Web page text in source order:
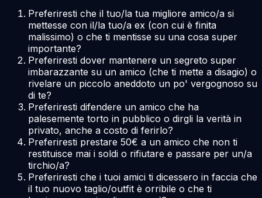
Preferiresti che il tuo/la tua migliore amico/a si
mettesse con il/la tuo/a ex (con cui è finita
malissimo) o che ti mentisse su una cosa super
importante?
Preferiresti dover mantenere un segreto super
imbarazzante su un amico (che ti mette a disagio) o
rivelare un piccolo aneddoto un po' vergognoso su
di te?
Preferiresti difendere un amico che ha
palesemente torto in pubblico o dirgli la verità in
privato, anche a costo di ferirlo?
Preferiresti prestare 50€ a un amico che non ti
restituisce mai i soldi o rifiutare e passare per un/a
tirchio/a?
Preferiresti che i tuoi amici ti dicessero in faccia che
il tuo nuovo taglio/outfit è orribile o che ti